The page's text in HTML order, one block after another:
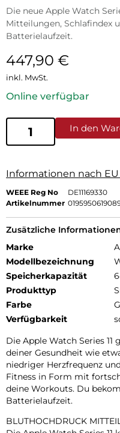
Die neue Apple Watch
Mitteilungen, Schlafindex
Batterielaufzeit.
447,90 €
inkl. MwSt.
Online verfügbar
In den
Informationen nach
WEEE Reg No
DE11169330
Artikelnummer
Zusätzliche
Marke
Modellbezeichnung
Speicherkapazität
Produkttyp
Farbe
Verfügbarkeit
Die Apple Watch Series
deiner Gesundheit wie
niedriger Herzfrequenz
Fitness in Form mit
deine Workouts. Du
Batterielaufzeit.
BLUTHOCHDRUCK